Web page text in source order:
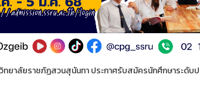
ทยาลัยราชภัฏสวนสุนันทา ประกาศรับสมัครนักศึกษาระดั